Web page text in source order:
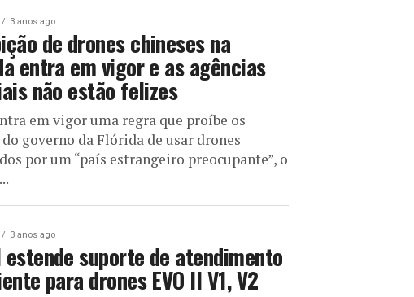
3 anos ago
de drones chineses na
entra em vigor e as agências
não estão felizes
em vigor uma regra que proíbe os
governo da Flórida de usar drones
por um “país estrangeiro preocupante”, o
3 anos ago
suporte de atendimento
para drones EVO II V1, V2